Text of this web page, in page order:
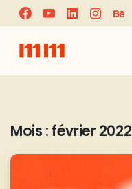
Mois : février 2022